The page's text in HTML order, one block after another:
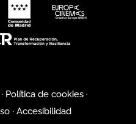
· Política de cookies ·
·Accesibilidad